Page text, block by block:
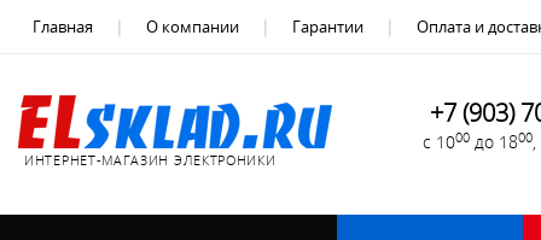
Главная О компании Гарантии Оплата и
ИНТЕРНЕТ-МАГАЗИН ЭЛЕКТРОНИКИ
+7 (903)
с 1000 до 1800